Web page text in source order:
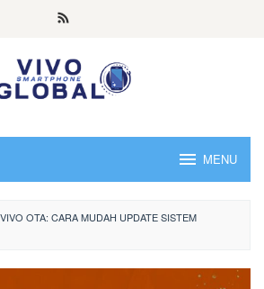
MENU
VIVO OTA: CARA MUDAH UPDATE SISTEM